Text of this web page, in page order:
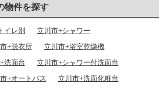
物件を探す
イレ別
立川市+シャワー
+脱衣所
立川市+浴室乾燥機
洗面台
立川市+シャワー付洗面台
+オートバス
立川市+洗面化粧台